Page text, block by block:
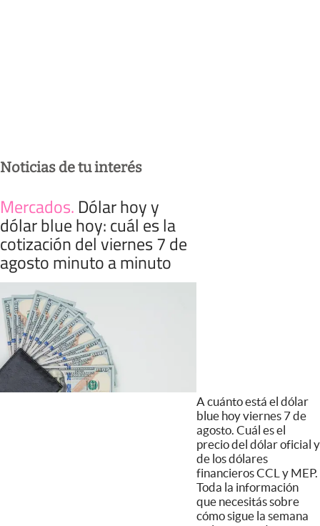
Noticias de tu interés
Mercados. Dólar hoy y
dólar blue hoy: cuál es la
cotización del viernes 7 de
agosto minuto a minuto
A cuánto está el dólar
blue hoy viernes 7 de
agosto. Cuál es el
precio del dólar oficial y
de los dólares
financieros CCL y MEP.
Toda la información
que necesitás sobre
cómo sigue la semana